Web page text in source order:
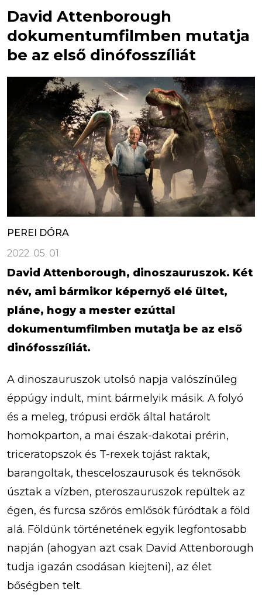
David Attenborough
dokumentumfilmben mutatja
be az első dinófosszíliát
PEREI DÓRA
2022. 05. 01.
David Attenborough, dinoszauruszok. Két
név, ami bármikor képernyő elé ültet,
pláne, hogy a mester ezúttal
dokumentumfilmben mutatja be az első
dinófosszíliát.
A dinoszauruszok utolsó napja valószínűleg
éppúgy indult, mint bármelyik másik. A folyó
és a meleg, trópusi erdők által határolt
homokparton, a mai észak-dakotai prérin,
triceratopszok és T-rexek tojást raktak,
barangoltak, thesceloszaurusok és teknősök
úsztak a vízben, pteroszauruszok repültek az
égen, és furcsa szőrös emlősök fúródtak a föld
alá. Földünk történetének egyik legfontosabb
napján (ahogyan azt csak David Attenborough
tudja igazán csodásan kiejteni), az élet
bőségben telt.